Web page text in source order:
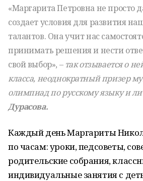
«Маргарита Петровна не просто
создает условия для развития
талантов. Она учит нас
принимать решения и нести
свой выбор», –так отзывается о
класса, неоднократный призер
олимпиад по русскому языку и
Дурасова.
Каждый день Маргариты
по часам: уроки, педсоветы,
родительские собрания,
индивидуальные занятия с